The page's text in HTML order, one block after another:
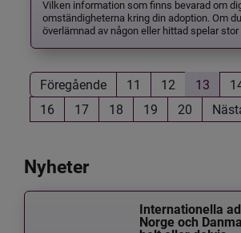
Vilken information som finns bevarad om
omständigheterna kring din adoption. Om
överlämnad av någon eller hittad spelar stor
Föregående 11 12 13
16
17 18 19 20
Nyheter
Internationella
Norge och